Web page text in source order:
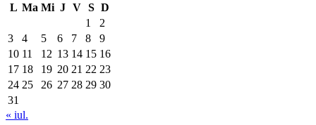
L Ma Mi J V S D
1
2
3
4 5 6 7 8
9
10 11 12 13 14 15 16
17 18 19 20 21 22 23
24 25 26 27 28 29 30
31
« iul.